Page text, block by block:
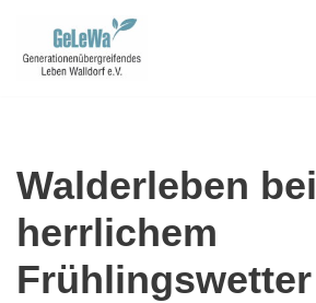
Zum
Walderleben bei
herrlichem
Frühlingswetter